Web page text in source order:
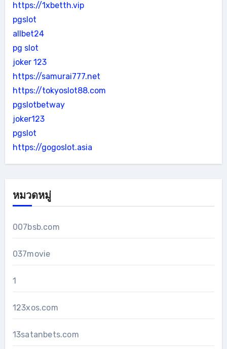
https://1xbetth.vip
pgslot
allbet24
pg slot
joker 123
https://samurai777.net
https://tokyoslot88.com
pgslotbetway
joker123
pgslot
https://gogoslot.asia
หมวดหมู่
007bsb.com
037movie
1
123xos.com
13satanbets.com